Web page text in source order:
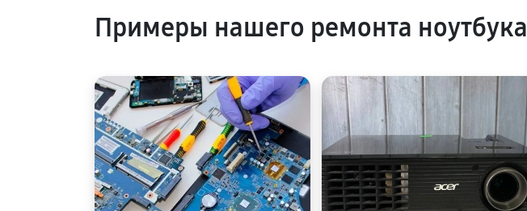
Примеры нашего ремонта ноутбука